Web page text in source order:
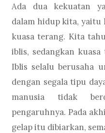
Ada dua kekuatan
dalam hidup kita, yaitu
kuasa terang. Kita
iblis, sedangkan
Iblis selalu berusaha
dengan segala tipu
manusia tidak
pengaruhnya. Pada
gelap itu dibiarkan,